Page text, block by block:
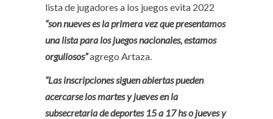
lista de jugadores a los juegos evita 2022
“son nueves es la primera vez que presentamos
una lista para los juegos nacionales, estamos
orgullosos”agrego Artaza.
“Las inscripciones siguen abiertas pueden
acercarse los martes y jueves en la
subsecretaria de deportes 15 a 17 hs o jueves y